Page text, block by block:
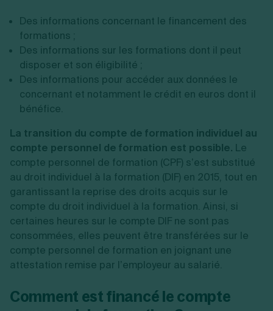
Des informations concernant le financement des
formations ;
Des informations sur les formations dont il peut
disposer et son éligibilité ;
Des informations pour accéder aux données le
concernant et notamment le crédit en euros dont il
bénéfice.
La transition du compte de formation individuel au
compte personnel de formation est possible. Le
compte personnel de formation (CPF) s’est substitué
au droit individuel à la formation (DIF) en 2015, tout en
garantissant la reprise des droits acquis sur le
compte du droit individuel à la formation. Ainsi, si
certaines heures sur le compte DIF ne sont pas
consommées, elles peuvent être transférées sur le
compte personnel de formation en joignant une
attestation remise par l’employeur au salarié.
Comment est financé le compte